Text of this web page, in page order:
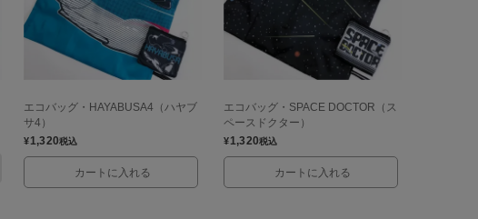
エコバッグ・HAYABUSA4（ハヤブ
サ4）
¥1,320税込
カートに入れる
エコバッグ・SPACE DOCTOR（ス
ペースドクター）
¥1,320税込
カートに入れる